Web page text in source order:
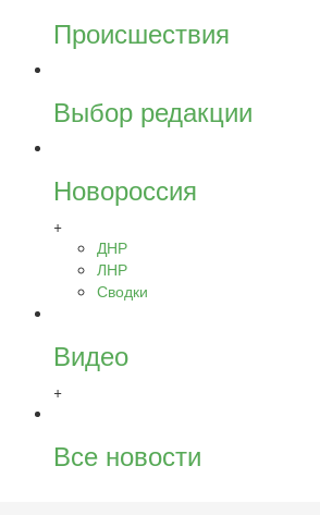
Происшествия
Выбор редакции
Новороссия
+
ДНР
ЛНР
Сводки
Видео
+
Все новости